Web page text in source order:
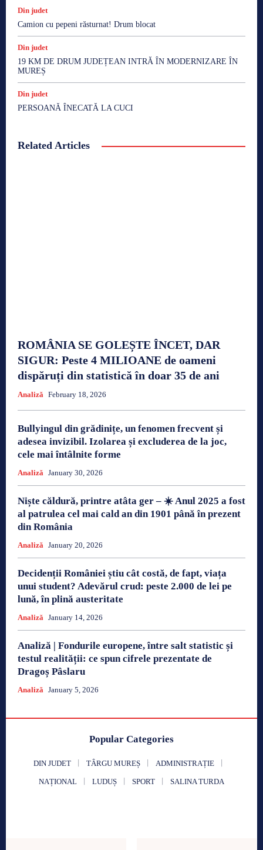
Din judet
Camion cu pepeni răsturnat! Drum blocat
Din judet
19 KM DE DRUM JUDEȚEAN INTRĂ ÎN MODERNIZARE ÎN
MUREȘ
Din judet
PERSOANĂ ÎNECATĂ LA CUCI
Related Articles
ROMÂNIA SE GOLEȘTE ÎNCET, DAR
SIGUR: Peste 4 MILIOANE de oameni
dispăruți din statistică în doar 35 de ani
Analiză February 18, 2026
Bullyingul din grădinițe, un fenomen frecvent și
adesea invizibil. Izolarea și excluderea de la joc,
cele mai întâlnite forme
Analiză January 30, 2026
Niște căldură, printre atâta ger – ☀️ Anul 2025 a fost
al patrulea cel mai cald an din 1901 până în prezent
din România
Analiză January 20, 2026
Decidenții României știu cât costă, de fapt, viața
unui student? Adevărul crud: peste 2.000 de lei pe
lună, în plină austeritate
Analiză January 14, 2026
Analiză | Fondurile europene, între salt statistic și
testul realității: ce spun cifrele prezentate de
Dragoș Pâslaru
Analiză January 5, 2026
Popular Categories
DIN JUDET TÂRGU MUREȘ ADMINISTRAȚIE
NAȚIONAL LUDUȘ SPORT SALINA TURDA